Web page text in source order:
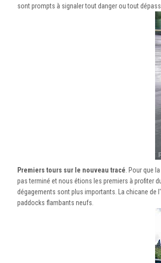
sont prompts à signaler tout danger ou tout
Premiers tours sur le nouveau tracé . Pour que
pas terminé et nous étions les premiers à profiter
dégagements sont plus importants. La chicane de
paddocks flambants neufs.